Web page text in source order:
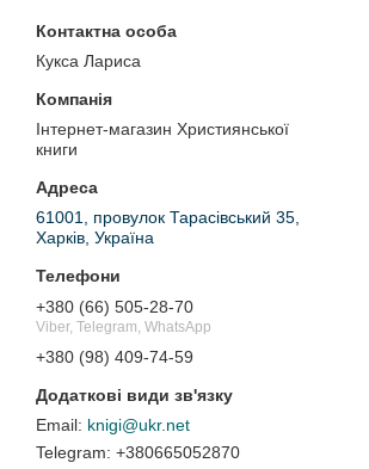
Кукса Лариса
Інтернет-магазин Християнської
книги
61001, провулок Тарасівський 35,
Харків, Україна
+380 (66) 505-28-70
Viber, Telegram, WhatsApp
+380 (98) 409-74-59
knigi@ukr.net
+380665052870